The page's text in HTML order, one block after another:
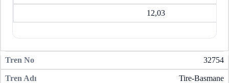
12,03
32754
Tire-Basmane